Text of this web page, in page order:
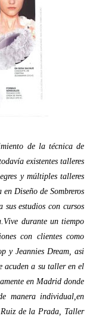
de la técnica de
existentes talleres
y múltiples talleres
Diseño de Sombreros
estudios con cursos
durante un tiempo
con clientes como
y Jeannies Dream, asi
acuden a su taller en el
en Madrid donde
manera individual,en
de la Prada, Taller